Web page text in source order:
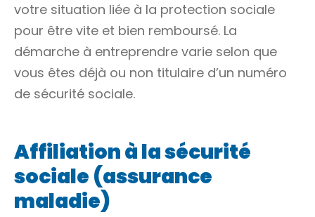
votre situation liée à la protection sociale
pour être vite et bien remboursé. La
démarche à entreprendre varie selon que
vous êtes déjà ou non titulaire d’un numéro
de sécurité sociale.
Affiliation à la sécurité
sociale (assurance
maladie)